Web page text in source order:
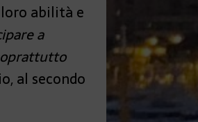
abilità e
a
al secondo